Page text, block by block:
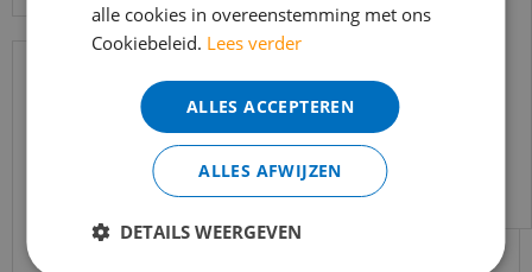
Bestelling worden uiteraard verwerkt
echter iets minder snel dan wat je van ons
gewend bent.
Voor vragen kan je ons bereiken via
info@merkvloerenwinkel.nl
alle cookies in overeenstemming met ons
Cookiebeleid. Lees verder
ALLES ACCEPTEREN
ALLES AFWIJZEN
DETAILS WEERGEVEN